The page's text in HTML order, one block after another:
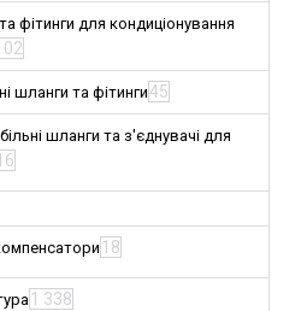
фітинги для кондиціонування
шланги та фітинги45
шланги та з'єднувачі для
18
1 338